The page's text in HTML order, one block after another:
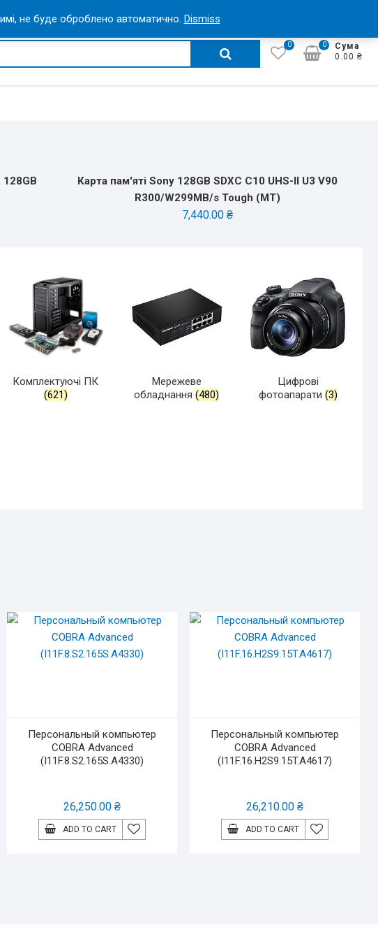
Search
0
Сума
0.00 ₴
0
128GB
Карта пам'яті Sony 128GB SDXC C10 UHS-II U3 V90
R300/W299MB/s Tough (MT)
7,440.00₴
Комплектуючі ПК
(621)
Мережеве
обладнання(480)
Цифрові
фотоапарати (3)
Персональный компьютер
COBRA Advanced
(I11F.8.S2.165S.A4330)
26,250.00 ₴
ADD TO CART
Персональный компьютер
COBRA Advanced
(I11F.16.H2S9.15T.A4617)
26,210.00 ₴
ADD TO CART
не буде оброблено автоматично. Dismiss